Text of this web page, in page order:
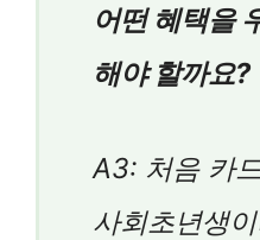
어떤 혜택을
해야 할까요?
A3: 처음 카
사회초년생